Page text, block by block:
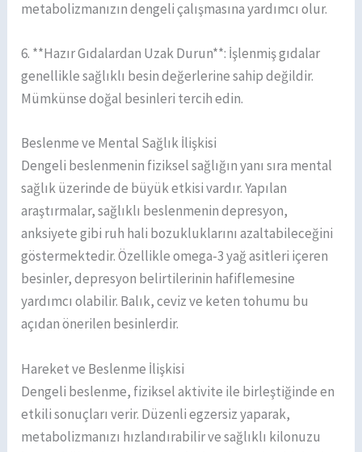
metabolizmanızın dengeli çalışmasına yardımcı olur.
6. **Hazır Gıdalardan Uzak Durun**: İşlenmiş gıdalar
genellikle sağlıklı besin değerlerine sahip değildir.
Mümkünse doğal besinleri tercih edin.
Beslenme ve Mental Sağlık İlişkisi
Dengeli beslenmenin fiziksel sağlığın yanı sıra mental
sağlık üzerinde de büyük etkisi vardır. Yapılan
araştırmalar, sağlıklı beslenmenin depresyon,
anksiyete gibi ruh hali bozukluklarını azaltabileceğini
göstermektedir. Özellikle omega-3 yağ asitleri içeren
besinler, depresyon belirtilerinin hafiflemesine
yardımcı olabilir. Balık, ceviz ve keten tohumu bu
açıdan önerilen besinlerdir.
Hareket ve Beslenme İlişkisi
Dengeli beslenme, fiziksel aktivite ile birleştiğinde en
etkili sonuçları verir. Düzenli egzersiz yaparak,
metabolizmanızı hızlandırabilir ve sağlıklı kilonuzu